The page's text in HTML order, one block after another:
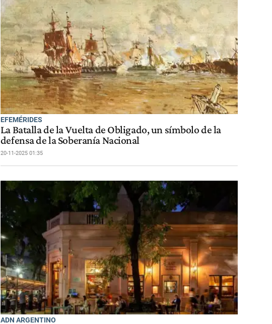
EFEMÉRIDES
La Batalla de la Vuelta de Obligado, un símbolo de la
defensa de la Soberanía Nacional
20-11-2025 01:35
ADN ARGENTINO